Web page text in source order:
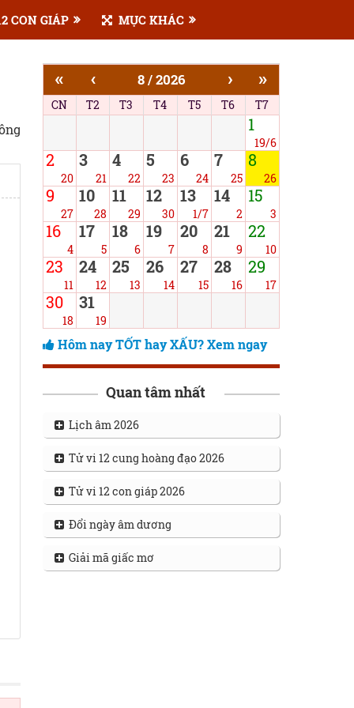
CON GIÁP MỤC KHÁC
« ‹ 8 / 2026 › »
CN T2 T3 T4 T5 T6 T7
1
19/6
2
20
3
21
4
22
5
23
6
24
7
25
8
26
9
27
10
28
11
29
12
30
13
1/7
14
2
15
3
16
4
17
5
18
6
19
7
20
8
21
9
22
10
23
11
24
12
25
13
26
14
27
15
28
16
29
17
30
18
31
19
Hôm nay TỐT hay XẤU? Xem ngay
Quan tâm nhất
Lịch âm 2026
Tử vi 12 cung hoàng đạo 2026
Tử vi 12 con giáp 2026
Đổi ngày âm dương
Giải mã giấc mơ